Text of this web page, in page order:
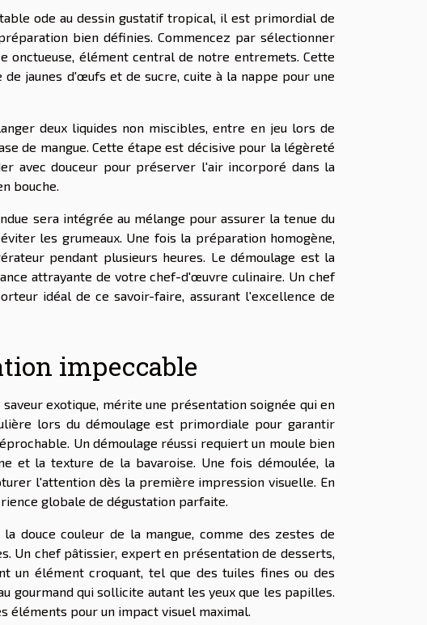
ode au dessin gustatif tropical, il est primordial de
bien définies. Commencez par sélectionner
onctueuse, élément central de notre entremets. Cette
jaunes d'œufs et de sucre, cuite à la nappe pour une
deux liquides non miscibles, entre en jeu lors de
de mangue. Cette étape est décisive pour la légèreté
avec douceur pour préserver l'air incorporé dans la
bouche.
sera intégrée au mélange pour assurer la tenue du
les grumeaux. Une fois la préparation homogène,
pendant plusieurs heures. Le démoulage est la
attrayante de votre chef-d'œuvre culinaire. Un chef
idéal de ce savoir-faire, assurant l'excellence de
impeccable
exotique, mérite une présentation soignée qui en
lors du démoulage est primordiale pour garantir
Un démoulage réussi requiert un moule bien
et la texture de la bavaroise. Une fois démoulée, la
l'attention dès la première impression visuelle. En
globale de dégustation parfaite.
douce couleur de la mangue, comme des zestes de
Un chef pâtissier, expert en présentation de desserts,
un élément croquant, tel que des tuiles fines ou des
gourmand qui sollicite autant les yeux que les papilles.
éléments pour un impact visuel maximal.